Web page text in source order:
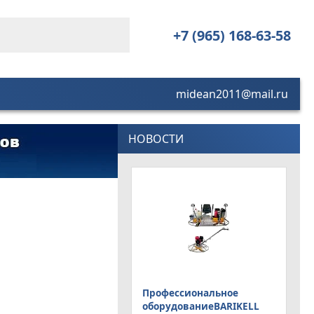
+7 (965) 168-63-58
midean2011@mail.ru
НОВОСТИ
Профессиональное
оборудованиеBARIKELL